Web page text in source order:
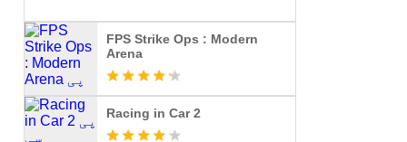
FPS Strike Ops : Modern
Arena
Racing in Car 2